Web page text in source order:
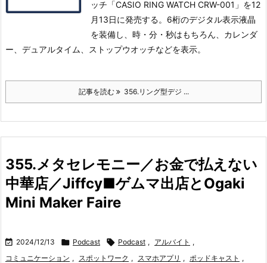
ッチ「CASIO RING WATCH CRW-001」を12
月13日に発売する。 6桁のデジタル表示液晶
を装備し、時・分・秒はもちろん、カレンダ
ー、デュアルタイム、ストップウオッチなどを表示。
記事を読む 356.リング型デジ ...
355.メタセレモニー／お金で払えない
中華店／Jiffcy■ゲムマ出店とOgaki
Mini Maker Faire
 2024/12/13  Podcast  Podcast , アルバイト ,
コミュニケーション , スポットワーク , スマホアプリ , ポッドキャスト ,